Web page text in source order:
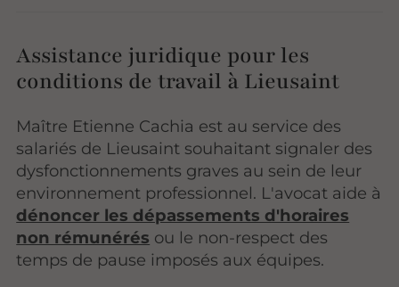
Assistance juridique pour les
conditions de travail à Lieusaint
Maître Etienne Cachia est au service des
salariés de Lieusaint souhaitant signaler des
dysfonctionnements graves au sein de leur
environnement professionnel. L'avocat aide à
dénoncer les dépassements d'horaires
non rémunérés ou le non-respect des
temps de pause imposés aux équipes.